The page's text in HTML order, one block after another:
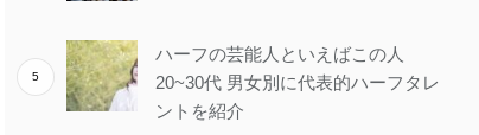
ハーフの芸能人といえばこの人
20~30代 男女別に代表的ハーフタレ
ントを紹介